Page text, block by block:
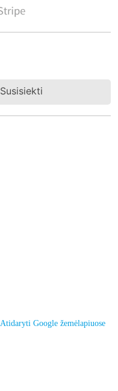
Susisiekti
Atidaryti Google žemėlapiuose